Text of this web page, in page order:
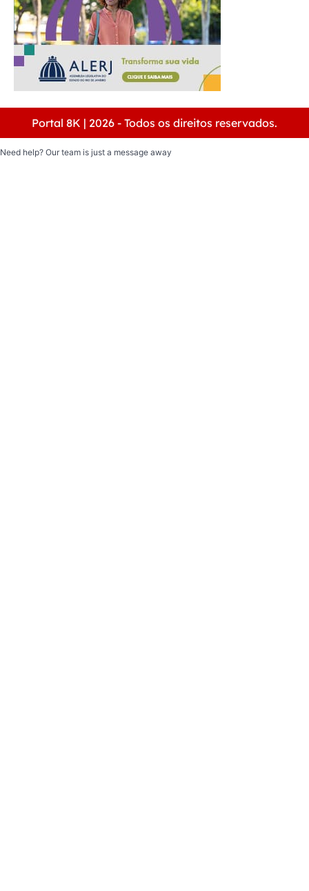
Portal 8K | 2026 - Todos os direitos reservados.
Need help? Our team is just a message away